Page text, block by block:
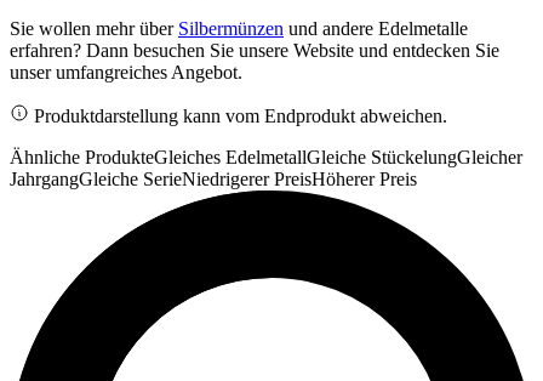
Sie wollen mehr über Silbermünzen und andere Edelmetalle
erfahren? Dann besuchen Sie unsere Website und entdecken Sie
unser umfangreiches Angebot.
Produktdarstellung kann vom Endprodukt abweichen.
Ähnliche ProdukteGleiches EdelmetallGleiche StückelungGleicher
JahrgangGleiche SerieNiedrigerer PreisHöherer Preis